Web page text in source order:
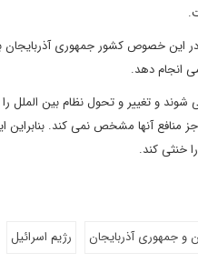
در این خصوص کشور جمهوری آذربایجان
انجام دهد.
و تغییر و تحول نظام بین الملل را
آنها مشخص نمی کند. بنابراین
خنثی کند.
و جمهوری آذربایجان رژیم اسرائیل